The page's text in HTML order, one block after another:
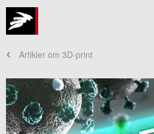
Artikler om 3D-print